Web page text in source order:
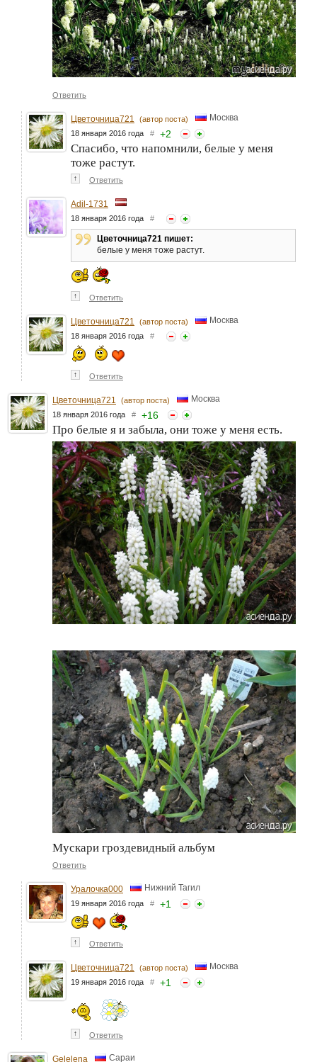
Ответить
Цветочница721 (автор поста) Москва
18 января 2016 года # +2
Спасибо, что напомнили, белые у меня
тоже растут.
↑ Ответить
Adil-1731
18 января 2016 года #
Цветочница721 пишет:
белые у меня тоже растут.
↑ Ответить
Цветочница721 (автор поста) Москва
18 января 2016 года #
↑ Ответить
Цветочница721 (автор поста) Москва
18 января 2016 года # +16
Про белые я и забыла, они тоже у меня есть.
Мускари гроздевидный альбум
Ответить
Уралочка000 Нижний Тагил
19 января 2016 года # +1
↑ Ответить
Цветочница721 (автор поста) Москва
19 января 2016 года # +1
↑ Ответить
Gelelena Сараи